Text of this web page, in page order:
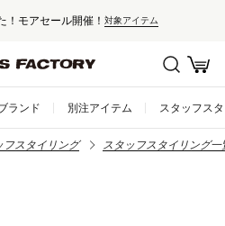
！モアセール開催！ 対象アイテム
ランド 別注アイテム スタッフス
フスタイリング スタッフスタイリング一